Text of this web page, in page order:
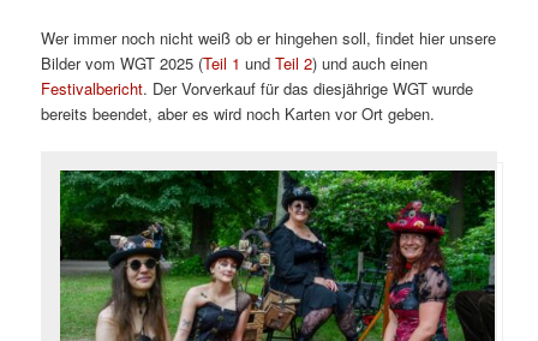
Wer immer noch nicht weiß ob er hingehen soll, findet hier unsere
Bilder vom WGT 2025 (Teil 1 undTeil 2) und auch einen
Festivalbericht. Der Vorverkauf für das diesjährige WGT wurde
bereits beendet, aber es wird noch Karten vor Ort geben.